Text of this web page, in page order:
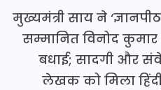
मुख्यमंत्री साय ने
सम्मानित विनोद
बधाई; सादगी और
लेखक को मिला